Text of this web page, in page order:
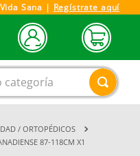
Sana | Regístrate aquí
/ ORTOPÉDICOS
87-118CM X1